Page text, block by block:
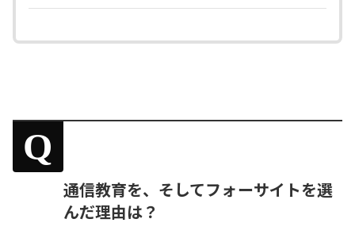
Q
通信教育を、そしてフォーサイトを選
んだ理由は？